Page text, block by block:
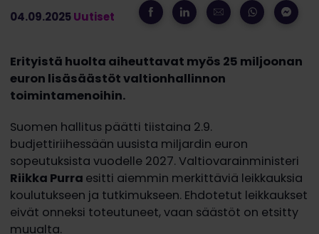
04.09.2025Uutiset
Erityistä huolta aiheuttavat myös 25 miljoonan
euron lisäsäästöt valtionhallinnon
toimintamenoihin.
Suomen hallitus päätti tiistaina 2.9.
budjettiriihessään uusista miljardin euron
sopeutuksista vuodelle 2027. Valtiovarainministeri
Riikka Purra esitti aiemmin merkittäviä leikkauksia
koulutukseen ja tutkimukseen. Ehdotetut leikkaukset
eivät onneksi toteutuneet, vaan säästöt on etsitty
muualta.